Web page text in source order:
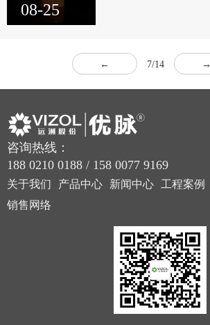
08-25
← 7/14 →
咨询热线：
188 0210 0188 / 158 0077 9169
关于我们 产品中心 新闻中心 工程案例
销售网络